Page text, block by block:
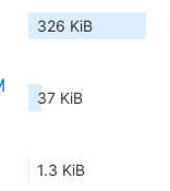
326 KiB
37 KiB
1.3 KiB